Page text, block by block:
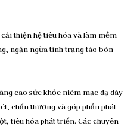
thiện hệ tiêu hóa và làm mềm
ngăn ngừa tình trạng táo bón
cao sức khỏe niêm mạc dạ dày
chấn thương và góp phần phát
tiêu hóa phát triển. Các chuyên